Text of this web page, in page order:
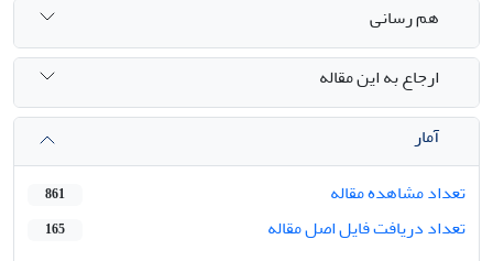
هم رسانی
ارجاع به این مقاله
آمار
تعداد مشاهده مقاله
861
تعداد دریافت فایل اصل مقاله 165